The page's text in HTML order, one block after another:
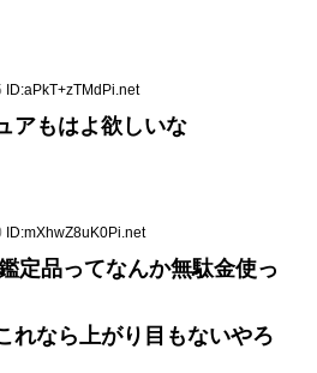
ID:aPkT+zTMdPi.net
アもはよ欲しいな
ID:mXhwZ8uK0Pi.net
定品ってなんか無駄金使っ
れなら上がり目もないやろ